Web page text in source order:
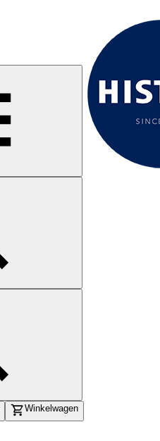
Winkelwagen